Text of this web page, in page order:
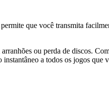
que você transmita
ou perda de discos.
a todos os jogos